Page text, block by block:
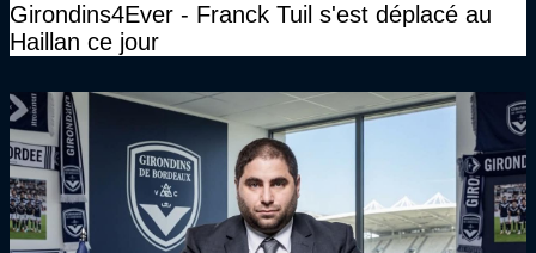
Girondins4Ever - Franck Tuil s'est déplacé au
Haillan ce jour